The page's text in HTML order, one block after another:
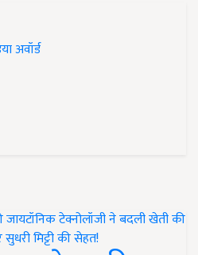
अवॉर्ड